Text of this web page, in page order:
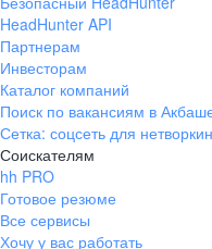
HeadHunter API
Партнерам
Инвесторам
Каталог компаний
Поиск по вакансиям в
Сетка: соцсеть для
Соискателям
hh PRO
Готовое резюме
Все сервисы
Хочу у вас работать